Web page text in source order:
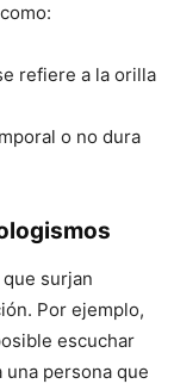
refiere a la orilla
o no dura
surjan
Por ejemplo,
escuchar
persona que